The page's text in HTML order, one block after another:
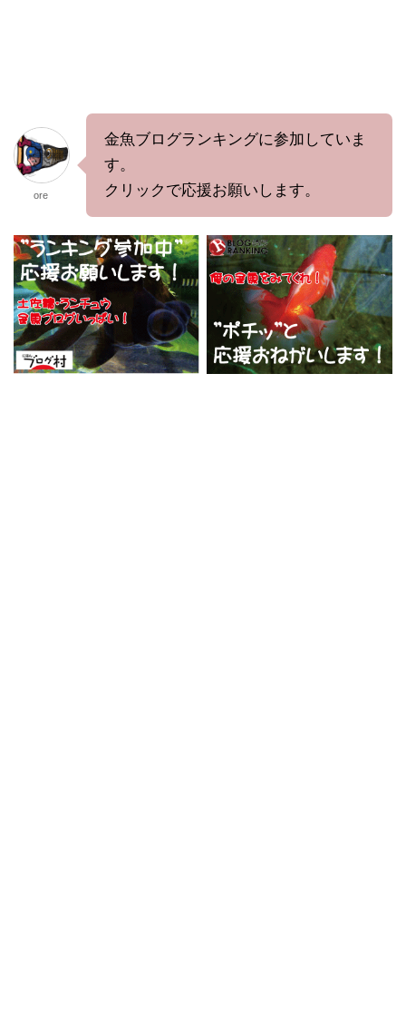
ore
金魚ブログランキングに参加していま
す。
クリックで応援お願いします。